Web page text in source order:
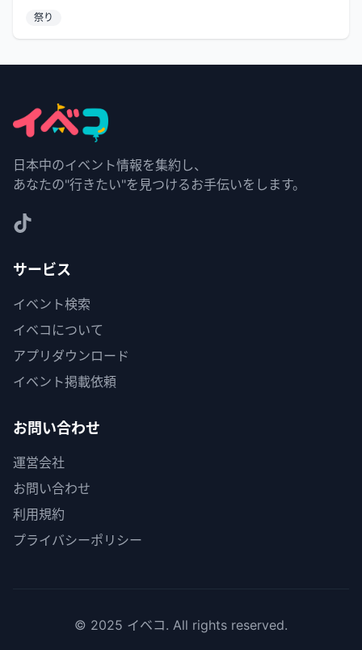
祭り
日本中のイベント情報を集約し、
あなたの"行きたい"を見つけるお手伝いをします。
サービス
イベント検索
イベコについて
アプリダウンロード
イベント掲載依頼
お問い合わせ
運営会社
お問い合わせ
利用規約
プライバシーポリシー
© 2025 イベコ. All rights reserved.